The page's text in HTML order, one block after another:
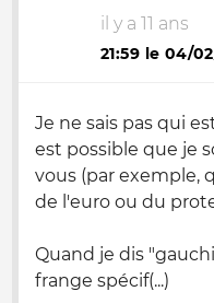
il y a 11 ans
21:59 le 04/
Je ne sais pas qui
est possible que je
vous (par exemple,
de l'euro ou du
Quand je dis
frange spécif(...)